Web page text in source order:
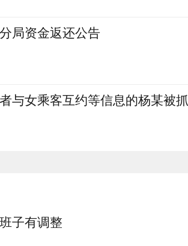
局资金返还公告
与女乘客互约等信息的杨某被抓
子有调整